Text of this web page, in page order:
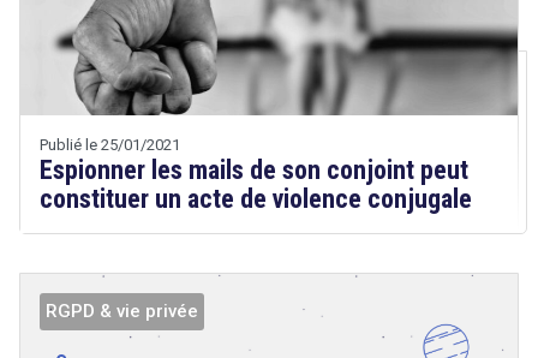
Rechercher
CONTACT
Droit
Technologies
Etienne
Publié le 25/01/2021
Espionner les mails de son conjoint peut
constituer un acte de violence conjugale
RGPD & vie privée